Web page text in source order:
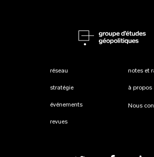
réseau
stratégie
événements
revues
notes et
à propos
Nous